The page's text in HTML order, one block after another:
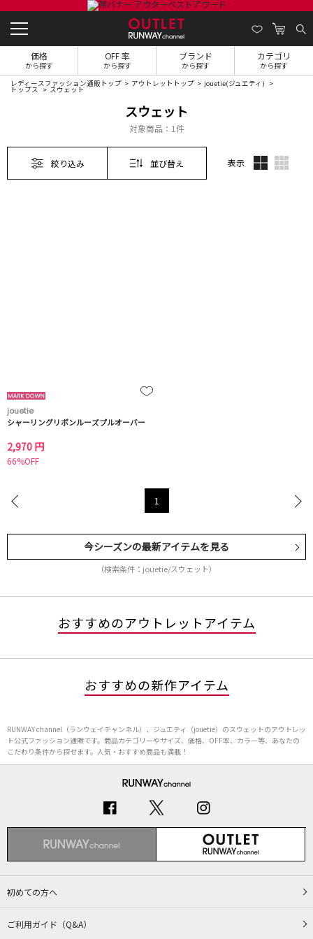
価格
から探す
OFF 率
から探す
ブランド
から探す
カテゴリ
から探す
レディースファッション通販トップ アウトレットトップ jouetie(ジュエティ)
トップス スウェット
スウェット
対象商品： 1件
絞り込み 並び替え 表示
jouetie
シャーリングリボンルーズプルオーバー
2,970 円
66%OFF
1
今シーズンの最新アイテムを見る
（検索条件：jouetie/スウェット）
おすすめのアウトレットアイテム
おすすめの新作アイテム
RUNWAY channel（ランウェイチャンネル）、ジュエティ（jouetie）のスウェットのアウトレッ
ト公式ファッション通販です。商品カテゴリーやサイズ、価格、OFF率、カラー等、あなたの
こだわり条件から探せます。人気・おすすめ商品も満載！
初めての方へ
ご利用ガイド（Q&A）